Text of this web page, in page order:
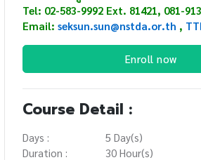
Tel: 02-583-9992 Ext. 81421, 081-
Email:seksun.sun@nstda.or.th ,
Enroll now
Course Detail :
Days :
5 Day(s)
Duration :
30 Hour(s)